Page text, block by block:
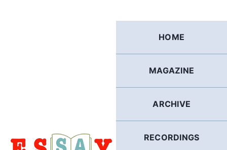
HOME
MAGAZINE
ARCHIVE
RECORDINGS